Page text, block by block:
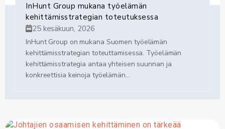
InHunt Group mukana työelämän
kehittämisstrategian toteutuksessa
25 kesäkuun, 2026
InHunt Group on mukana Suomen työelämän
kehittämisstrategian toteuttamisessa. Työelämän
kehittämisstrategia antaa yhteisen suunnan ja
konkreettisia keinoja työelämän...